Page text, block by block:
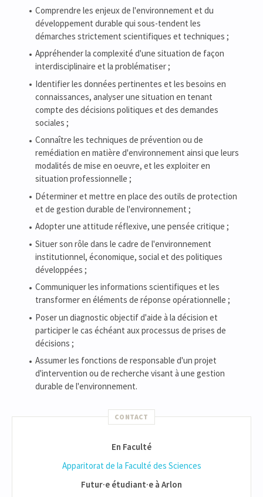
Comprendre les enjeux de l'environnement et du
développement durable qui sous-tendent les
démarches strictement scientifiques et techniques ;
Appréhender la complexité d'une situation de façon
interdisciplinaire et la problématiser ;
Identifier les données pertinentes et les besoins en
connaissances, analyser une situation en tenant
compte des décisions politiques et des demandes
sociales ;
Connaître les techniques de prévention ou de
remédiation en matière d'environnement ainsi que leurs
modalités de mise en oeuvre, et les exploiter en
situation professionnelle ;
Déterminer et mettre en place des outils de protection
et de gestion durable de l'environnement ;
Adopter une attitude réflexive, une pensée critique ;
Situer son rôle dans le cadre de l'environnement
institutionnel, économique, social et des politiques
développées ;
Communiquer les informations scientifiques et les
transformer en éléments de réponse opérationnelle ;
Poser un diagnostic objectif d'aide à la décision et
participer le cas échéant aux processus de prises de
décisions ;
Assumer les fonctions de responsable d'un projet
d'intervention ou de recherche visant à une gestion
durable de l'environnement.
CONTACT
En Faculté
Apparitorat de la Faculté des Sciences
Futur·e étudiant·e à Arlon